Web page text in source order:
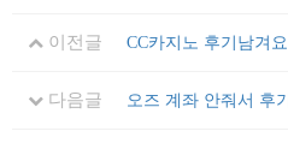
이전글 CC카지노 후기남겨요
다음글 오즈 계좌 안줘서 후기